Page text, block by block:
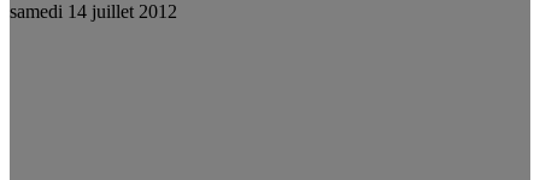
samedi 14 juillet 2012